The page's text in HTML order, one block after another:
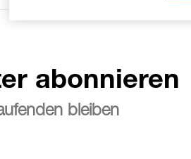
abonnieren
bleiben